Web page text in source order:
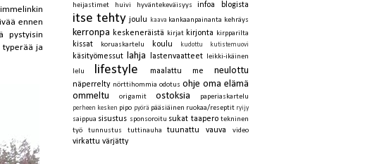
ennen
pystyisin
ja
heijastimet
huivi hyväntekeväisyys infoa blogista
itse tehty joulu kaava kankaanpainanta kehräys
kerronpa keskeneräistä kirjat kirjonta kirpparilta
kissat koruaskartelu koulu kudottu kutistemuovi
käsityömessut lahja lastenvaatteet
leikki-ikäinen
lelu
lifestyle maalattu me neulottu
näperrelty nörttihommia odotus ohje oma elämä
ommeltu
origamit ostoksia paperiaskartelu
perheen kesken pipo pyörä pääsiäinen ruokaa/reseptit ryijy
saippua sisustus sponsoroitu sukat taapero tekninen
työ
tunnustus tuttinauha tuunattu vauva video
virkattu värjätty